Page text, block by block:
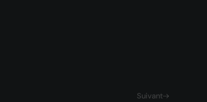
Suivant